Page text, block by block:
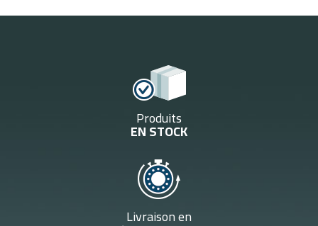
Produits
EN STOCK
Livraison en